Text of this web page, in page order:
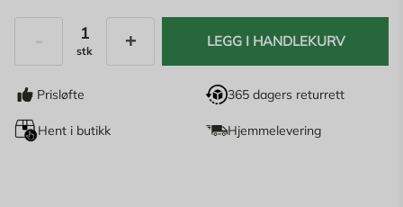
stk
LEGG I HANDLEKURV
Prisløfte 365 dagers returrett
Hent i butikk Hjemmelevering